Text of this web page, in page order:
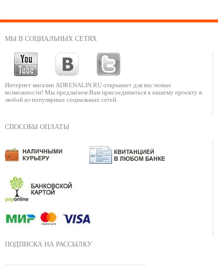
МЫ В СОЦИАЛЬНЫХ СЕТЯХ
Интернет магазин ADRENALIN.RU открывает для вас новые
возможности! Мы предлагаем Вам присоединиться к нашему проекту в
любой из популярных социальных сетей.
СПОСОБЫ ОПЛАТЫ
ПОДПИСКА НА РАССЫЛКУ